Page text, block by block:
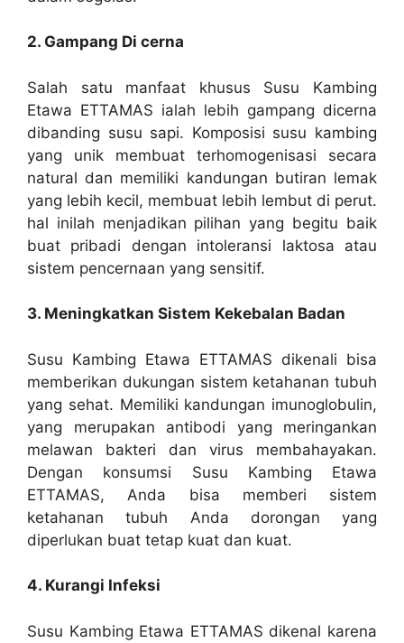
2. Gampang Di cerna
Salah satu manfaat khusus Susu Kambing
Etawa ETTAMAS ialah lebih gampang dicerna
dibanding susu sapi. Komposisi susu kambing
yang unik membuat terhomogenisasi secara
natural dan memiliki kandungan butiran lemak
yang lebih kecil, membuat lebih lembut di perut.
hal inilah menjadikan pilihan yang begitu baik
buat pribadi dengan intoleransi laktosa atau
sistem pencernaan yang sensitif.
3. Meningkatkan Sistem Kekebalan Badan
Susu Kambing Etawa ETTAMAS dikenali bisa
memberikan dukungan sistem ketahanan tubuh
yang sehat. Memiliki kandungan imunoglobulin,
yang merupakan antibodi yang meringankan
melawan bakteri dan virus membahayakan.
Dengan konsumsi Susu Kambing Etawa
ETTAMAS, Anda bisa memberi sistem
ketahanan tubuh Anda dorongan yang
diperlukan buat tetap kuat dan kuat.
4. Kurangi Infeksi
Susu Kambing Etawa ETTAMAS dikenal karena